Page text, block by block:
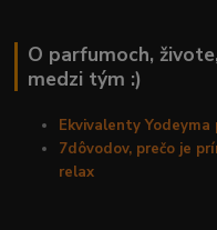
O parfumoch,
medzi tým :)
Ekvivalenty Yodeyma
7dôvodov, prečo je
relax